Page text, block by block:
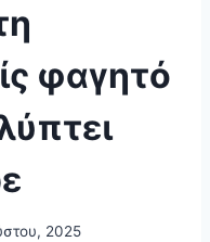
φαγητό
2025